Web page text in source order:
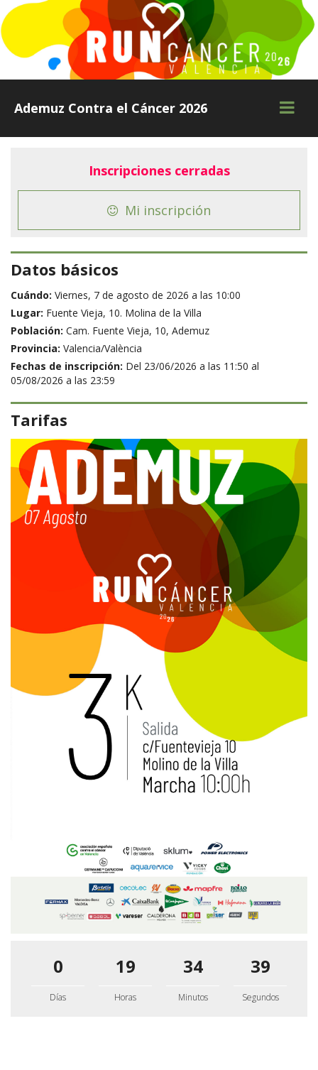
Ademuz Contra el Cáncer 2026
Toggle
Inscripciones cerradas
Mi inscripción
Datos básicos
Cuándo: Viernes, 7 de agosto de 2026 a las 10:00
Lugar: Fuente Vieja, 10. Molina de la Villa
Población: Cam. Fuente Vieja, 10, Ademuz
Provincia: Valencia/València
Fechas de inscripción: Del 23/06/2026 a las 11:50 al
05/08/2026 a las 23:59
Tarifas
0
Días
19
Horas
34
Minutos
39
Segundos